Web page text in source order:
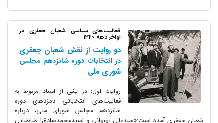
فعالیت‌های سیاسی شعبان جعفری در
اواخر دهه ۱۳۲۰
دو روایت از نقش شعبان جعفری
در انتخابات دوره شانزدهم مجلس
شورای ملی
روایت اول: در یکی از اسناد مربوط به
فعالیت‌های انتخاباتی نامزدهای دوره
شانزدهم مجلس شورای ملی، درباره
شعبان جعفری آمده است:«سیدعلی بهبهانی و [سیدمحمدصادق] طباطبایی